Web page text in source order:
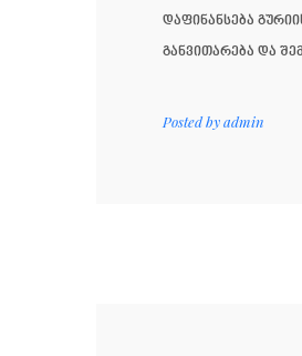
დაფინანსება
განვითარება და
Posted byadmin